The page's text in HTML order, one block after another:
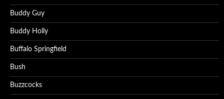
Buddy Guy
Buddy Holly
Buffalo Springfield
Bush
Buzzcocks